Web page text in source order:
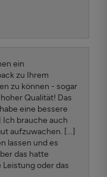
ein
zu Ihrem
zu können - sogar
Qualität! Das
eine bessere
Ich brauche auch
aufzuwachen. [...]
lassen und es
das hatte
oder das